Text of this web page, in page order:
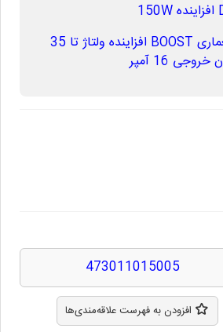
مبدل DC به DC معماری BOOST افزاینده ولتاژ تا 35
16 آمپر
473011015005
افزودن به فهرست علاقه‌مندی‌ها